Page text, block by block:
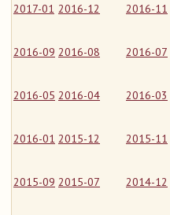
2017-01 2016-12 2016-11
2016-09 2016-08 2016-07
2016-05 2016-04 2016-03
2016-01 2015-12 2015-11
2015-09 2015-07 2014-12